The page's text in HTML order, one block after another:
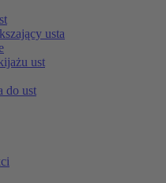
usta
ust
do ust